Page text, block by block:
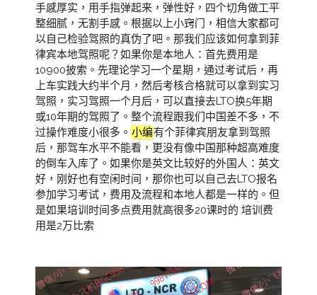
手感厚实，用手指弹起来，弹性好，四个切角做工平
整细腻，无割手感。根据以上小窍门，相信大家都可
以自己检验驾照的真伪了吧。那我们应该如何拿到菲
律宾本地驾照呢？如果你是本地人：首先费用是
10900披索。先理论学习一个星期，通过考试后，再
上车实践大约半个月，然后考核合格就可以拿到实习
驾照，实习驾照一个月后，可以直接去LTO换5年期
或10年期的驾照了。整个流程跟我们中国差不多，不
过操作难度小很多。 小编有个菲律宾朋友拿到驾照
后，那驾车水平不能看，更没有像中国那种超高难度
的倒车入库了。如果你是英文比较好的外国人：英文
好，刚好也有空闲时间，那你也可以自己去LTO报名
参加学习考试，费用及流程和本地人都是一样的。但
是如果培训时间多点费用就高很多20课时的 培训费
用是2万比索